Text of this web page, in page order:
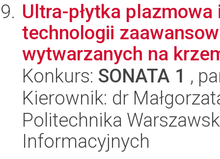
Ultra-płytka
technologii
wytwarzanych na
Konkurs: SONATA 1 ,
Kierownik: dr
Politechnika
Informacyjnych